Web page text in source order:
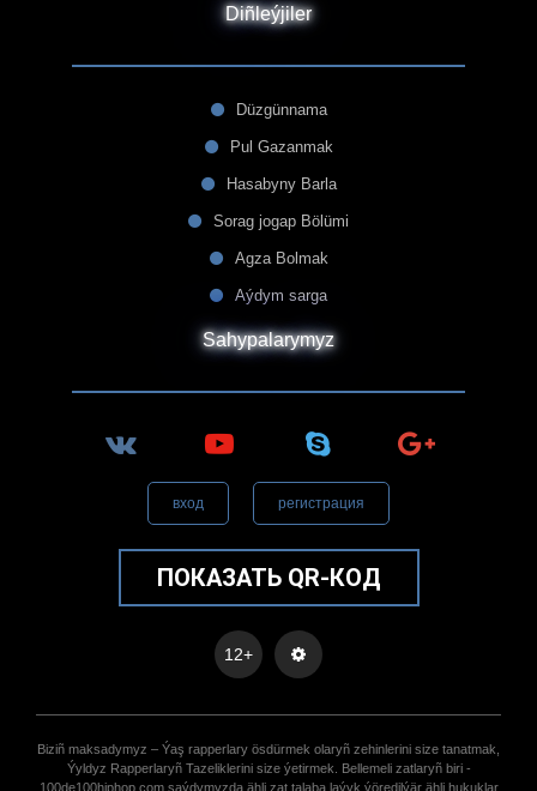
Diñleýjiler
Düzgünnama
Pul Gazanmak
Hasabyny Barla
Sorag jogap Bölümi
Agza Bolmak
Aýdym sarga
Sahypalarymyz
вход регистрация
ПОКАЗАТЬ QR-КОД
12+
Biziñ maksadymyz – Ýaş rapperlary ösdürmek olaryñ zehinlerini size tanatmak,
Ýyldyz Rapperlaryñ Tazeliklerini size ýetirmek. Bellemeli zatlaryñ biri -
100de100hiphop.com saýdymyzda ähli zat talaba laýyk ýöredilýär ähli hukuklar